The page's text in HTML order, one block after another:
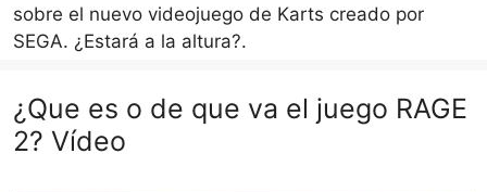
sobre el nuevo videojuego de Karts creado por
SEGA. ¿Estará a la altura?.
¿Que es o de que va el juego RAGE
2? Vídeo